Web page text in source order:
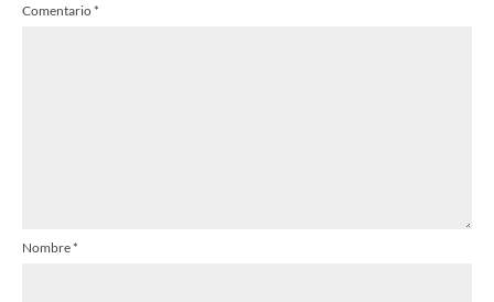
Estrellas
Estrella
Comentario*
Nombre*